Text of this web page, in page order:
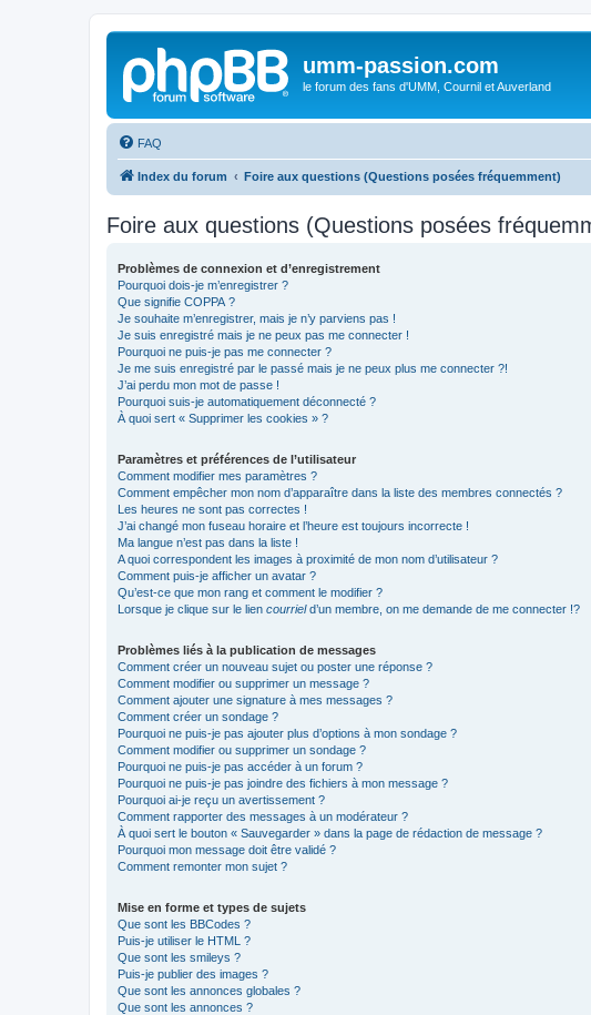
umm-passion.com
le forum des fans d'UMM, Cournil et Auverland
FAQ
Index du forum Foire aux questions (Questions posées fréquemment)
Foire aux questions (Questions posées
Problèmes de connexion et d’enregistrement
Pourquoi dois-je m’enregistrer ?
Que signifie COPPA ?
Je souhaite m’enregistrer, mais je n’y parviens pas !
Je suis enregistré mais je ne peux pas me connecter !
Pourquoi ne puis-je pas me connecter ?
Je me suis enregistré par le passé mais je ne peux plus me connecter ?!
J’ai perdu mon mot de passe !
Pourquoi suis-je automatiquement déconnecté ?
À quoi sert « Supprimer les cookies » ?
Paramètres et préférences de l’utilisateur
Comment modifier mes paramètres ?
Comment empêcher mon nom d’apparaître dans la liste des membres connectés ?
Les heures ne sont pas correctes !
J’ai changé mon fuseau horaire et l’heure est toujours incorrecte !
Ma langue n’est pas dans la liste !
A quoi correspondent les images à proximité de mon nom d’utilisateur ?
Comment puis-je afficher un avatar ?
Qu’est-ce que mon rang et comment le modifier ?
Lorsque je clique sur le lien courrield’un membre, on me demande de me connecter !?
Problèmes liés à la publication de messages
Comment créer un nouveau sujet ou poster une réponse ?
Comment modifier ou supprimer un message ?
Comment ajouter une signature à mes messages ?
Comment créer un sondage ?
Pourquoi ne puis-je pas ajouter plus d’options à mon sondage ?
Comment modifier ou supprimer un sondage ?
Pourquoi ne puis-je pas accéder à un forum ?
Pourquoi ne puis-je pas joindre des fichiers à mon message ?
Pourquoi ai-je reçu un avertissement ?
Comment rapporter des messages à un modérateur ?
À quoi sert le bouton « Sauvegarder » dans la page de rédaction de message ?
Pourquoi mon message doit être validé ?
Comment remonter mon sujet ?
Mise en forme et types de sujets
Que sont les BBCodes ?
Puis-je utiliser le HTML ?
Que sont les smileys ?
Puis-je publier des images ?
Que sont les annonces globales ?
Que sont les annonces ?